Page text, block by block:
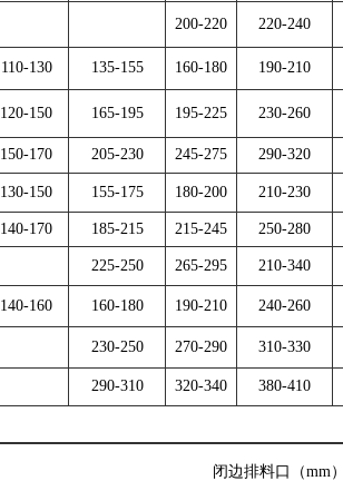
200-220 220-240
110-130 135-155 160-180 190-210
120-150 165-195 195-225 230-260
150-170 205-230 245-275 290-320
130-150 155-175 180-200 210-230
140-170 185-215 215-245 250-280
225-250 265-295 210-340
140-160 160-180 190-210 240-260
230-250 270-290 310-330
290-310 320-340 380-410
闭边排料口（mm